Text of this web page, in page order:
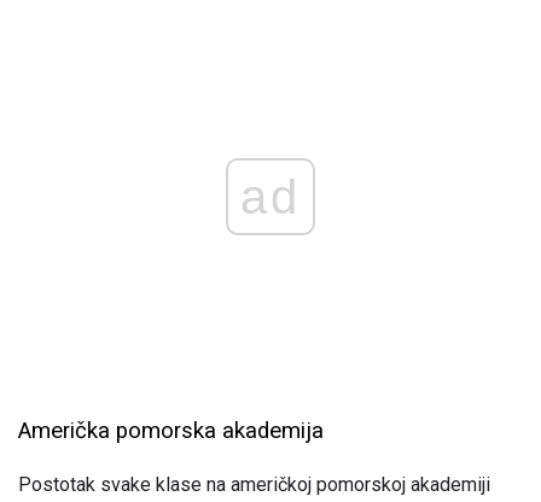
ad
Američka pomorska akademija
Postotak svake klase na američkoj pomorskoj akademiji